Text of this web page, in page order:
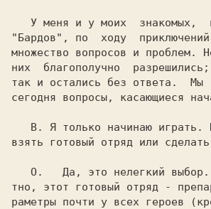
"Бардов", по  ходу
множество вопросов и проблем.
них  благополучно
так и остались без ответа.  Мы
сегодня вопросы, касающиеся
   В.
Я только начинаю играть.
взять готовый отряд или
   О.
Да, это нелегкий
тно, этот готовый отряд -
раметры почти у всех героев